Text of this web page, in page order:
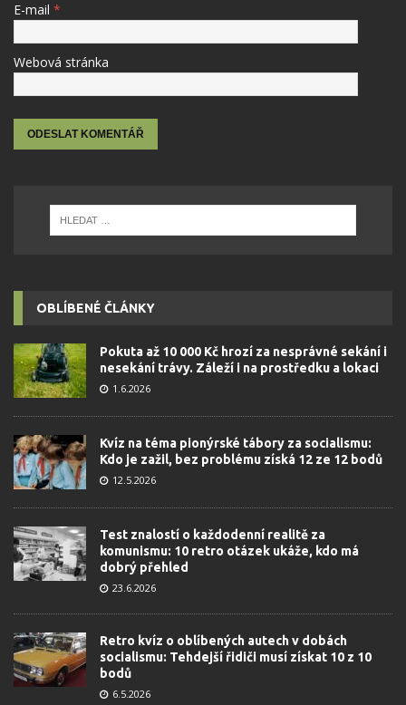
E-mail *
Webová stránka
OBLÍBENÉ ČLÁNKY
Pokuta až 10 000 Kč hrozí za nesprávné sekání i
nesekání trávy. Záleží i na prostředku a lokaci
1.6.2026
Kvíz na téma pionýrské tábory za socialismu:
Kdo je zažil, bez problému získá 12 ze 12 bodů
12.5.2026
Test znalostí o každodenní realitě za
komunismu: 10 retro otázek ukáže, kdo má
dobrý přehled
23.6.2026
Retro kvíz o oblíbených autech v dobách
socialismu: Tehdejší řidiči musí získat 10 z 10
bodů
6.5.2026